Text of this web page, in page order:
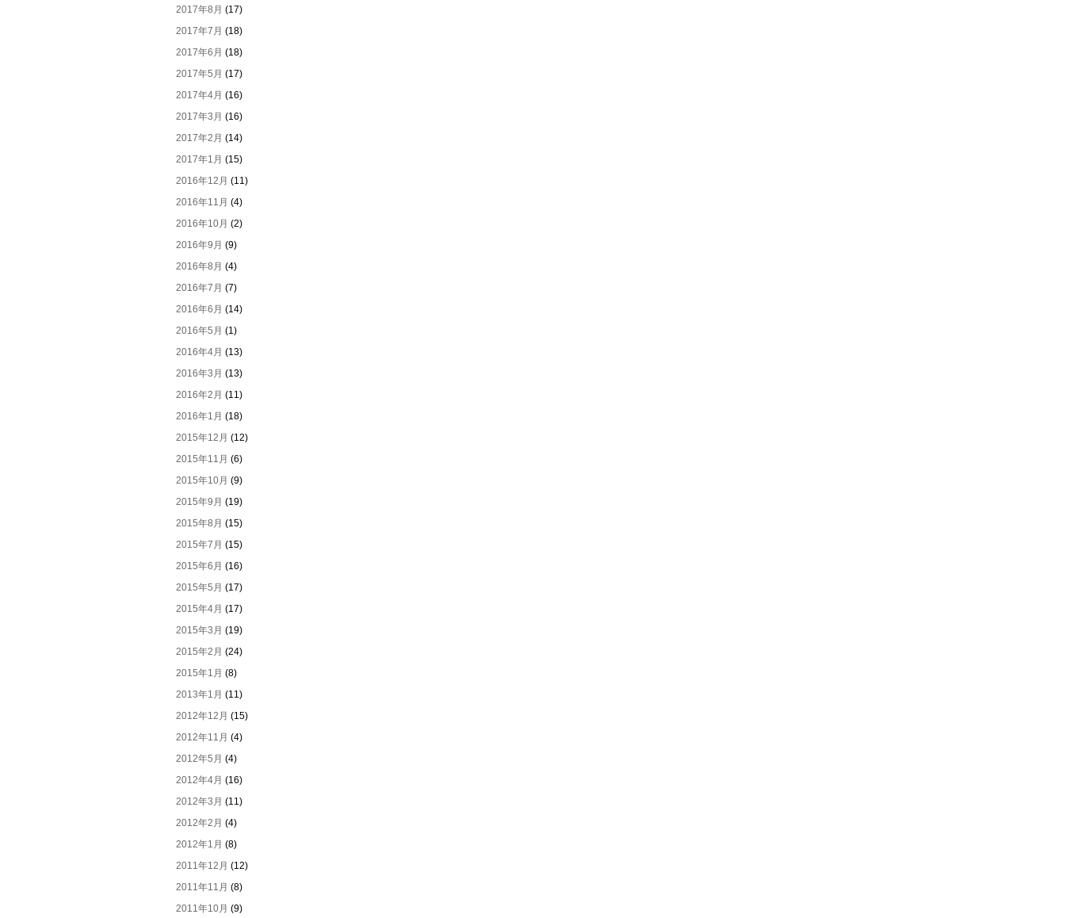
2017年8月 (17)
2017年7月 (18)
2017年6月 (18)
2017年5月 (17)
2017年4月 (16)
2017年3月 (16)
2017年2月 (14)
2017年1月 (15)
2016年12月 (11)
2016年11月 (4)
2016年10月 (2)
2016年9月 (9)
2016年8月 (4)
2016年7月 (7)
2016年6月 (14)
2016年5月 (1)
2016年4月 (13)
2016年3月 (13)
2016年2月 (11)
2016年1月 (18)
2015年12月 (12)
2015年11月 (6)
2015年10月 (9)
2015年9月 (19)
2015年8月 (15)
2015年7月 (15)
2015年6月 (16)
2015年5月 (17)
2015年4月 (17)
2015年3月 (19)
2015年2月 (24)
2015年1月 (8)
2013年1月 (11)
2012年12月 (15)
2012年11月 (4)
2012年5月 (4)
2012年4月 (16)
2012年3月 (11)
2012年2月 (4)
2012年1月 (8)
2011年12月 (12)
2011年11月 (8)
2011年10月 (9)